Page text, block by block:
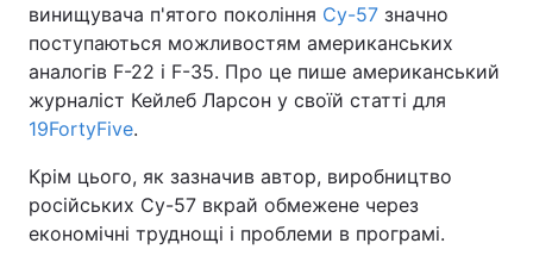
винищувача п'ятого покоління Су-57 значно
поступаються можливостям американських
аналогів F-22 і F-35. Про це пише американський
журналіст Кейлеб Ларсон у своїй статті для
19FortyFive.
Крім цього, як зазначив автор, виробництво
російських Су-57 вкрай обмежене через
економічні труднощі і проблеми в програмі.